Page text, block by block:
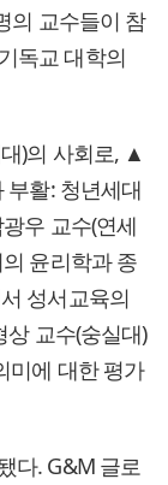
의 교수들이 참
독교 대학의
)의 사회로, ▲
부활: 청년세대
우 교수(연세
윤리학과 종
성서교육의
상 교수(숭실대)
미에 대한 평가
다. G&M 글로